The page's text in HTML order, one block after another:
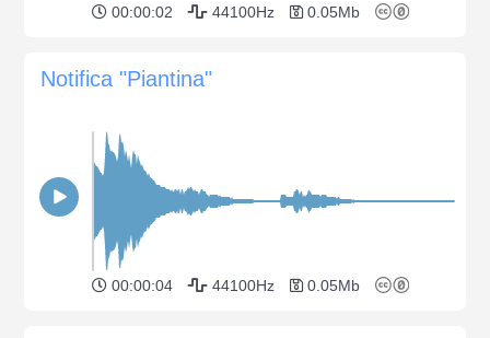
00:00:02 44100Hz 0.05Mb
Notifica "Piantina"
00:00:04 44100Hz 0.05Mb